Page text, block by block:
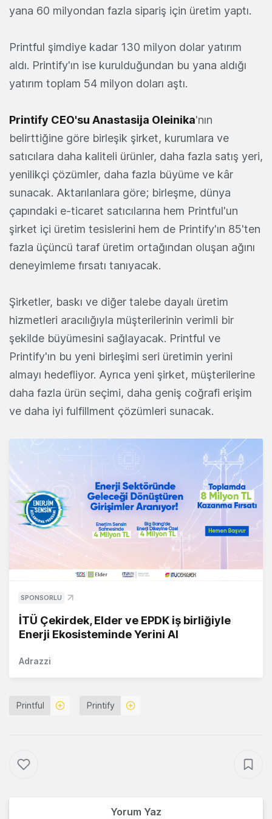
yana 60 milyondan fazla sipariş için üretim yaptı.
Printful şimdiye kadar 130 milyon dolar yatırım
aldı. Printify'ın ise kurulduğundan bu yana aldığı
yatırım toplam 54 milyon doları aştı.
Printify CEO'su Anastasija Oleinika'nın
belirttiğine göre birleşik şirket, kurumlara ve
satıcılara daha kaliteli ürünler, daha fazla satış yeri,
yenilikçi çözümler, daha fazla büyüme ve kâr
sunacak. Aktarılanlara göre; birleşme, dünya
çapındaki e-ticaret satıcılarına hem Printful'un
şirket içi üretim tesislerini hem de Printify'ın 85'ten
fazla üçüncü taraf üretim ortağından oluşan ağını
deneyimleme fırsatı tanıyacak.
Şirketler, baskı ve diğer talebe dayalı üretim
hizmetleri aracılığıyla müşterilerinin verimli bir
şekilde büyümesini sağlayacak. Printful ve
Printify'ın bu yeni birleşimi seri üretimin yerini
almayı hedefliyor. Ayrıca yeni şirket, müşterilerine
daha fazla ürün seçimi, daha geniş coğrafi erişim
ve daha iyi fulfillment çözümleri sunacak.
SPONSORLU
İTÜ Çekirdek, Elder ve EPDK iş birliğiyle
Enerji Ekosisteminde Yerini Al
Adrazzi
Printful Printify
Yorum Yaz